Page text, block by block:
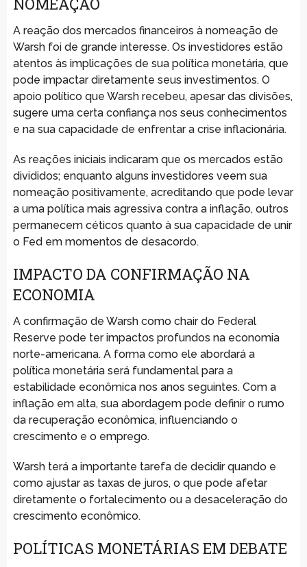
A reação dos mercados financeiros à nomeação de
Warsh foi de grande interesse. Os investidores estão
atentos às implicações de sua política monetária, que
pode impactar diretamente seus investimentos. O
apoio político que Warsh recebeu, apesar das divisões,
sugere uma certa confiança nos seus conhecimentos
e na sua capacidade de enfrentar a crise inflacionária.
As reações iniciais indicaram que os mercados estão
divididos; enquanto alguns investidores veem sua
nomeação positivamente, acreditando que pode levar
a uma política mais agressiva contra a inflação, outros
permanecem céticos quanto à sua capacidade de unir
o Fed em momentos de desacordo.
IMPACTO DA CONFIRMAÇÃO NA
ECONOMIA
A confirmação de Warsh como chair do Federal
Reserve pode ter impactos profundos na economia
norte-americana. A forma como ele abordará a
política monetária será fundamental para a
estabilidade econômica nos anos seguintes. Com a
inflação em alta, sua abordagem pode definir o rumo
da recuperação econômica, influenciando o
crescimento e o emprego.
Warsh terá a importante tarefa de decidir quando e
como ajustar as taxas de juros, o que pode afetar
diretamente o fortalecimento ou a desaceleração do
crescimento econômico.
POLÍTICAS MONETÁRIAS EM DEBATE